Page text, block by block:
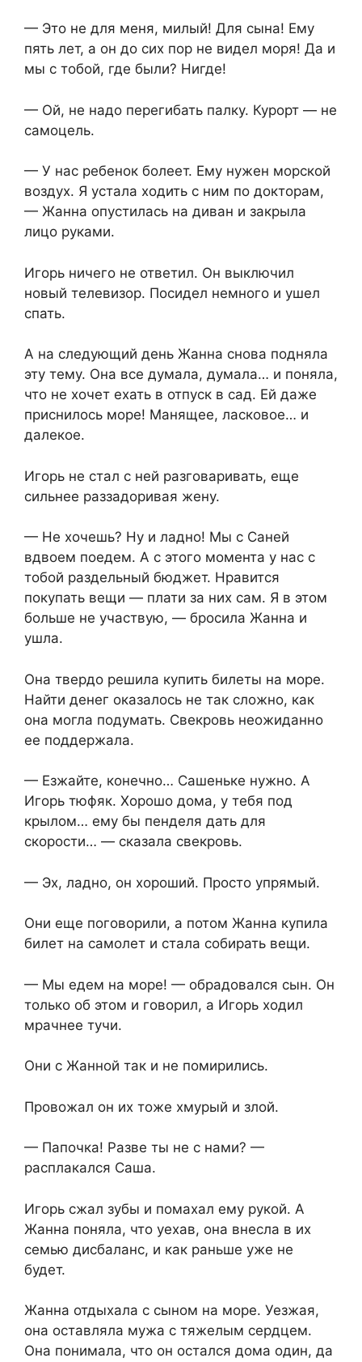
— Это не для меня, милый! Для сына! Ему
пять лет, а он до сих пор не видел моря! Да и
мы с тобой, где были? Нигде!
— Ой, не надо перегибать палку. Курорт — не
самоцель.
— У нас ребенок болеет. Ему нужен морской
воздух. Я устала ходить с ним по докторам,
— Жанна опустилась на диван и закрыла
лицо руками.
Игорь ничего не ответил. Он выключил
новый телевизор. Посидел немного и ушел
спать.
А на следующий день Жанна снова подняла
эту тему. Она все думала, думала… и поняла,
что не хочет ехать в отпуск в сад. Ей даже
приснилось море! Манящее, ласковое… и
далекое.
Игорь не стал с ней разговаривать, еще
сильнее раззадоривая жену.
— Не хочешь? Ну и ладно! Мы с Саней
вдвоем поедем. А с этого момента у нас с
тобой раздельный бюджет. Нравится
покупать вещи — плати за них сам. Я в этом
больше не участвую, — бросила Жанна и
ушла.
Она твердо решила купить билеты на море.
Найти денег оказалось не так сложно, как
она могла подумать. Свекровь неожиданно
ее поддержала.
— Езжайте, конечно… Сашеньке нужно. А
Игорь тюфяк. Хорошо дома, у тебя под
крылом… ему бы пенделя дать для
скорости… — сказала свекровь.
— Эх, ладно, он хороший. Просто упрямый.
Они еще поговорили, а потом Жанна купила
билет на самолет и стала собирать вещи.
— Мы едем на море! — обрадовался сын. Он
только об этом и говорил, а Игорь ходил
мрачнее тучи.
Они с Жанной так и не помирились.
Провожал он их тоже хмурый и злой.
— Папочка! Разве ты не с нами? —
расплакался Саша.
Игорь сжал зубы и помахал ему рукой. А
Жанна поняла, что уехав, она внесла в их
семью дисбаланс, и как раньше уже не
будет.
Жанна отдыхала с сыном на море. Уезжая,
она оставляла мужа с тяжелым сердцем.
Она понимала, что он остался дома один, да